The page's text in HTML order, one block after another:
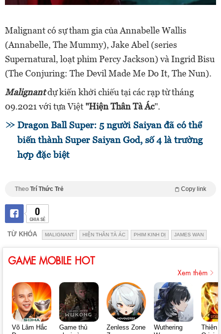
Malignant có sự tham gia của Annabelle Wallis
(Annabelle, The Mummy), Jake Abel (series
Supernatural, loạt phim Percy Jackson) và Ingrid Bisu
(The Conjuring: The Devil Made Me Do It, The Nun).
Malignantdự kiến khởi chiếu tại các rạp từ tháng
09.2021 với tựa Việt "Hiện Thân Tà Ác".
Dragon Ball Super: 5 người Saiyan đã có thể
biến thành Super Saiyan God, số 4 là trường
hợp đặc biệt
Theo Trí Thức Trẻ Copy link
0
CHIA SẺ
TỪ KHÓA MALIGNANT HIỆN THÂN TÀ ÁC PHIM KINH DỊ JAMES WAN
GAME MOBILE HOT
Xem thêm
Võ Lâm Hắc
Game thủ
Zenless Zone
Wuthering
Thiên